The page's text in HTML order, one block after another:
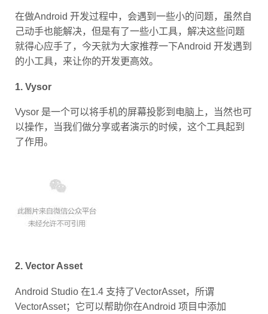
在做Android 开发过程中，会遇到一些小的问题，虽然自
己动手也能解决，但是有了一些小工具，解决这些问题
就得心应手了，今天就为大家推荐一下Android 开发遇到
的小工具，来让你的开发更高效。
1. Vysor
Vysor 是一个可以将手机的屏幕投影到电脑上，当然也可
以操作，当我们做分享或者演示的时候，这个工具起到
了作用。
2. Vector Asset
Android Studio 在1.4 支持了VectorAsset，所谓
VectorAsset；它可以帮助你在Android 项目中添加